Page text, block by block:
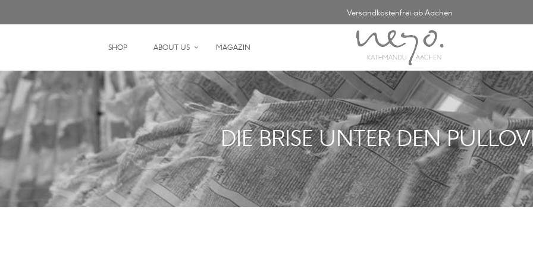
Versandkostenfrei ab Aachen
SHOP ABOUT US MAGAZIN
DIE BRISE UNTER DEN